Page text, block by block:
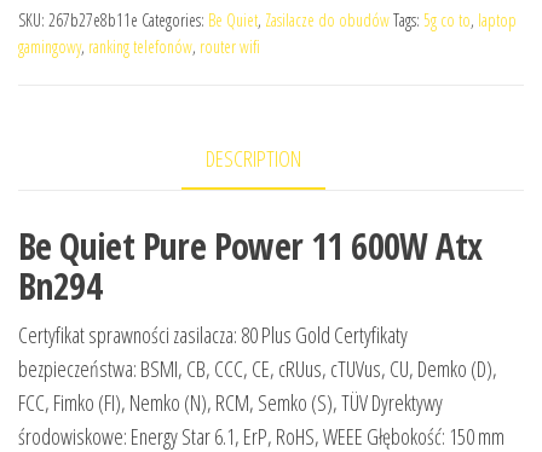
SKU: 267b27e8b11e Categories: Be Quiet, Zasilacze do obudówTags: 5g co to, laptop
gamingowy, ranking telefonów, router wifi
DESCRIPTION
Be Quiet Pure Power 11 600W Atx
Bn294
Certyfikat sprawności zasilacza: 80 Plus Gold Certyfikaty
bezpieczeństwa: BSMI, CB, CCC, CE, cRUus, cTUVus, CU, Demko (D),
FCC, Fimko (FI), Nemko (N), RCM, Semko (S), TÜV Dyrektywy
środowiskowe: Energy Star 6.1, ErP, RoHS, WEEE Głębokość: 150 mm